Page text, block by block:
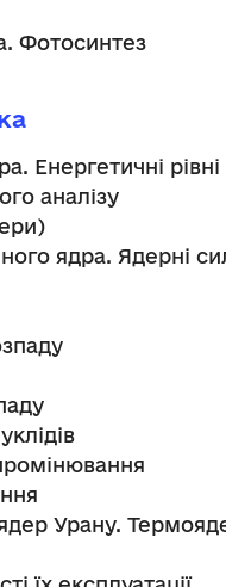
Фотосинтез
Енергетичні
аналізу
ядра. Ядерні
Урану.